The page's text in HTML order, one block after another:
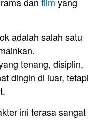
adalah salah satu
tenang, disiplin,
dingin di luar, tetapi
ini terasa sangat